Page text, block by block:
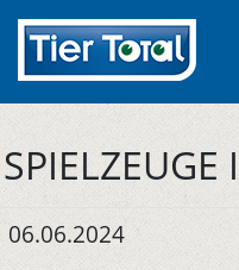
06.06.2024